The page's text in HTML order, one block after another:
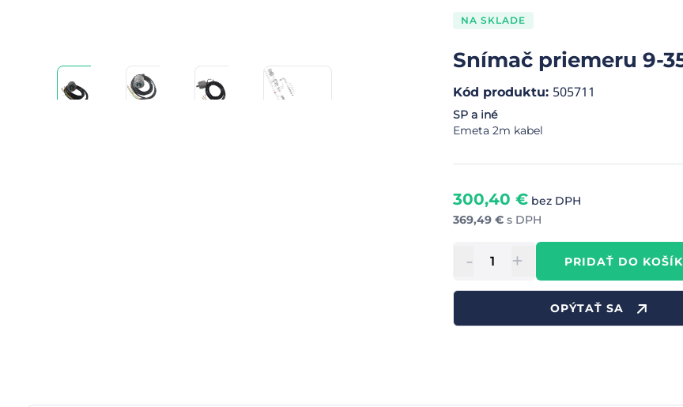
NA SKLADE
Snímač priemeru 9-
Kód produktu: 505711
SP a iné
Emeta 2m kabel
300,40 € bez DPH
369,49 € s DPH
- + PRIDAŤ DO
OPÝTAŤ SA